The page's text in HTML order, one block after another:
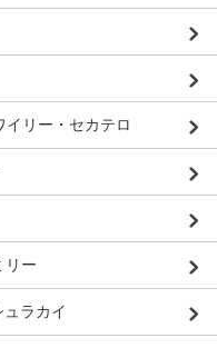
イリー・セカテロ
リー
ュラカイ